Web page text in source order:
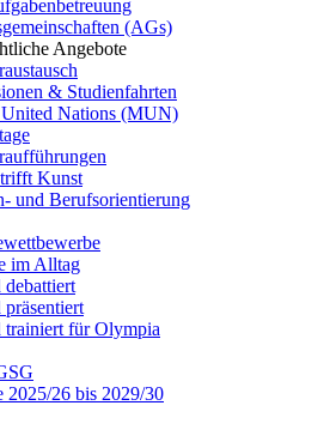
(AGs)
Angebote
& Studienfahrten
Nations (MUN)
Kunst
und Berufsorientierung
im Alltag
debattiert
präsentiert
trainiert für Olympia
2025/26 bis 2029/30